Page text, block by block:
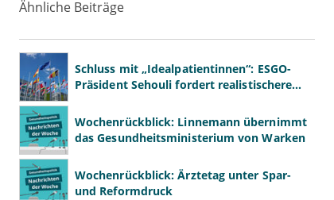
Ähnliche Beiträge
Schluss mit „Idealpatientinnen“: ESGO-
Präsident Sehouli fordert realistischere
Wochenrückblick: Linnemann übernimmt
das Gesundheitsministerium von Warken
Wochenrückblick: Ärztetag unter Spar-
und Reformdruck